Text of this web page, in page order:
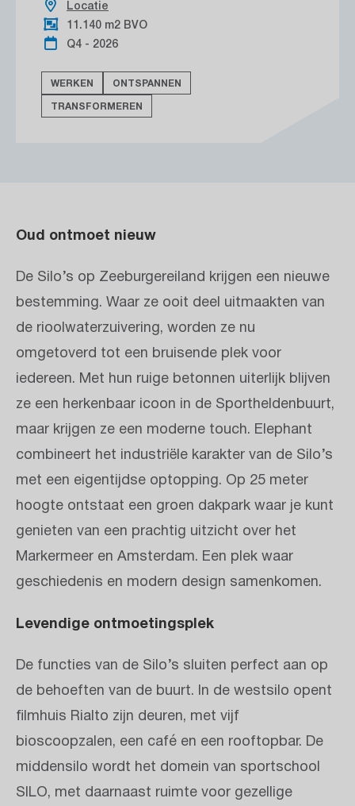
Locatie
11.140 m2 BVO
Q4 - 2026
WERKEN
ONTSPANNEN
TRANSFORMEREN
Oud ontmoet nieuw
De Silo’s op Zeeburgereiland krijgen een nieuwe
bestemming. Waar ze ooit deel uitmaakten van
de rioolwaterzuivering, worden ze nu
omgetoverd tot een bruisende plek voor
iedereen. Met hun ruige betonnen uiterlijk blijven
ze een herkenbaar icoon in de Sportheldenbuurt,
maar krijgen ze een moderne touch. Elephant
combineert het industriële karakter van de Silo’s
met een eigentijdse optopping. Op 25 meter
hoogte ontstaat een groen dakpark waar je kunt
genieten van een prachtig uitzicht over het
Markermeer en Amsterdam. Een plek waar
geschiedenis en modern design samenkomen.
Levendige ontmoetingsplek
De functies van de Silo’s sluiten perfect aan op
de behoeften van de buurt. In de westsilo opent
filmhuis Rialto zijn deuren, met vijf
bioscoopzalen, een café en een rooftopbar. De
middensilo wordt het domein van sportschool
SILO, met daarnaast ruimte voor gezellige